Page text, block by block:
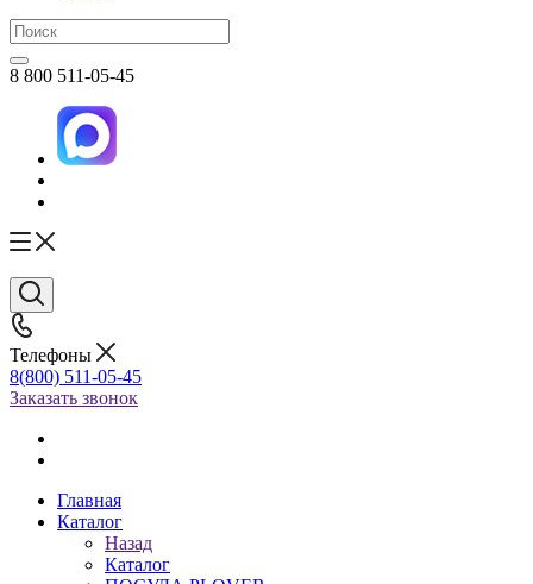
8 800 511-05-45
Телефоны
8(800) 511-05-45
Заказать звонок
Главная
Каталог
Назад
Каталог